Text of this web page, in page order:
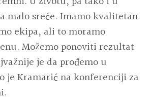
malo sreće. Imamo kvalitetan
ekipa, ali to moramo
Možemo ponoviti rezultat
je da prođemo u
je Kramarić na konferenciji za